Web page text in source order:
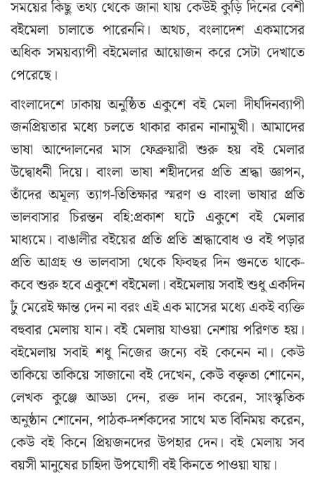
সময়ের কিছু তথ্য থেকে জানা যায় কেউই কুড়ি দিনের বেশী
বইমেলা চালাতে পারেননি। অথচ, বংলাদেশ একমাসের
অধিক সময়ব্যাপী বইমেলার আয়োজন করে সেটা দেখাতে
পেরেছে।
বাংলাদেশে ঢাকায় অনুষ্ঠিত একুশে বই মেলা দীর্ঘদিনব্যাপী
জনপ্রিয়তার মধ্যে চলতে থাকার কারন নানামুখী। আমাদের
ভাষা আন্দোলনের মাস ফেব্রুয়ারী শুরু হয় বই মেলার
উদ্বোধনী দিয়ে। বাংলা ভাষা শহীদদের প্রতি শ্রদ্ধা জ্ঞাপন,
তাঁদের অমূল্য ত্যাগ-তিতিক্ষার স্মরণ ও বাংলা ভাষার প্রতি
ভালবাসার চিরন্তন বহি:প্রকাশ ঘটে একুশে বই মেলার
মাধ্যমে। বাঙালীর বইয়ের প্রতি প্রতি শ্রদ্ধাবোধ ও বই পড়ার
প্রতি আগ্রহ ও ভালবাসা থেকে ফিবছর দিন গুনতে থাকে-
কবে শুরু হবে একুশে বইমেলা। বইমেলায় সবাই শুধু একদিন
ঢুঁ মেরেই ক্ষান্ত দেন না বরং এই এক মাসের মধ্যে একই ব্যক্তি
বহুবার মেলায় যান। বই মেলায় যাওয়া নেশায় পরিণত হয়।
বইমেলায় সবাই শধু নিজের জন্যে বই কেনেন না। কেউ
তাকিয়ে তাকিয়ে সাজানো বই দেখেন, কেউ বক্তৃতা শোনেন,
লেখক কুঞ্জে আড্ডা দেন, রক্ত দান করেন, সাংস্কৃতিক
অনুষ্ঠান শোনেন, পাঠক-দর্শকদের সাথে মত বিনিময় করেন,
কেউ বই কিনে প্রিয়জনদের উপহার দেন। বই মেলায় সব
বয়সী মানুষের চাহিদা উপযোগী বই কিনতে পাওয়া যায়।